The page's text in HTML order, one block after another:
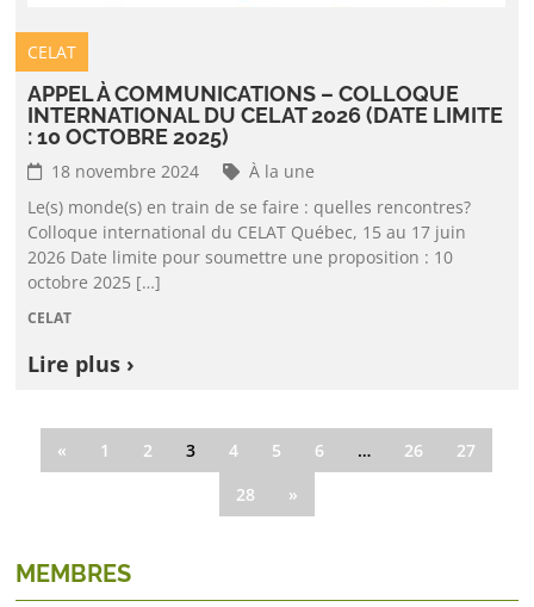
CELAT
APPEL À COMMUNICATIONS – COLLOQUE
INTERNATIONAL DU CELAT 2026 (DATE LIMITE
: 10 OCTOBRE 2025)
18 novembre 2024
À la une
Le(s) monde(s) en train de se faire : quelles rencontres?
Colloque international du CELAT Québec, 15 au 17 juin
2026 Date limite pour soumettre une proposition : 10
octobre 2025 […]
CELAT
Lire plus ›
« 1 2 3 4 5 6 … 26
27
28
»
MEMBRES